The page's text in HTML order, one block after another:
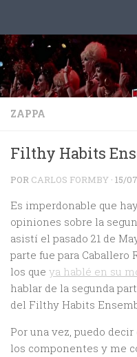
ZAPPA
Filthy Habits
POR CARLOS FORMBY · 15/
Es imperdonable que
opiniones sobre la
asistí el pasado 21 de
parte fue para Caballero
los que ya hablé en su
hablar de la segunda
del Filthy Habits
Por una vez, puedo
los componentes y me